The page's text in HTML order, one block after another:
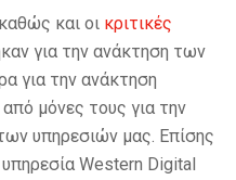
και οι κριτικές
για την ανάκτηση των
για την ανάκτηση
μόνες τους για την
υπηρεσιών μας. Επίσης
Western Digital